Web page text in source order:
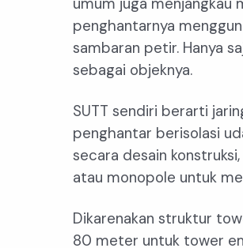
penghantarnya
sambaran petir. Hanya
sebagai objeknya.
SUTT sendiri berarti
penghantar berisolasi
secara desain
atau monopole untuk
Dikarenakan struktur
80 meter untuk tower